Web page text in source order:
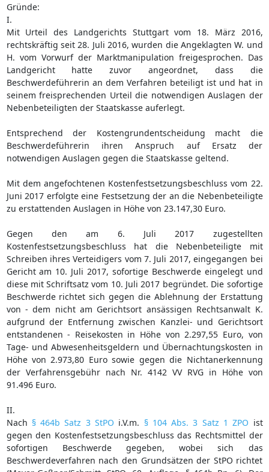
Gründe:
I.
Mit Urteil des Landgerichts Stuttgart vom 18. März 2016,
rechtskräftig seit 28. Juli 2016, wurden die Angeklagten W. und
H. vom Vorwurf der Marktmanipulation freigesprochen. Das
Landgericht hatte zuvor angeordnet, dass die
Beschwerdeführerin an dem Verfahren beteiligt ist und hat in
seinem freisprechenden Urteil die notwendigen Auslagen der
Nebenbeteiligten der Staatskasse auferlegt.
Entsprechend der Kostengrundentscheidung macht die
Beschwerdeführerin ihren Anspruch auf Ersatz der
notwendigen Auslagen gegen die Staatskasse geltend.
Mit dem angefochtenen Kostenfestsetzungsbeschluss vom 22.
Juni 2017 erfolgte eine Festsetzung der an die Nebenbeteiligte
zu erstattenden Auslagen in Höhe von 23.147,30 Euro.
Gegen den am 6. Juli 2017 zugestellten
Kostenfestsetzungsbeschluss hat die Nebenbeteiligte mit
Schreiben ihres Verteidigers vom 7. Juli 2017, eingegangen bei
Gericht am 10. Juli 2017, sofortige Beschwerde eingelegt und
diese mit Schriftsatz vom 10. Juli 2017 begründet. Die sofortige
Beschwerde richtet sich gegen die Ablehnung der Erstattung
von - dem nicht am Gerichtsort ansässigen Rechtsanwalt K.
aufgrund der Entfernung zwischen Kanzlei- und Gerichtsort
entstandenen - Reisekosten in Höhe von 2.297,55 Euro, von
Tage- und Abwesenheitsgeldern und Übernachtungskosten in
Höhe von 2.973,80 Euro sowie gegen die Nichtanerkennung
der Verfahrensgebühr nach Nr. 4142 VV RVG in Höhe von
91.496 Euro.
II.
Nach § 464b Satz 3 StPO i.V.m. § 104 Abs. 3 Satz 1 ZPO ist
gegen den Kostenfestsetzungsbeschluss das Rechtsmittel der
sofortigen Beschwerde gegeben, wobei sich das
Beschwerdeverfahren nach den Grundsätzen der StPO richtet